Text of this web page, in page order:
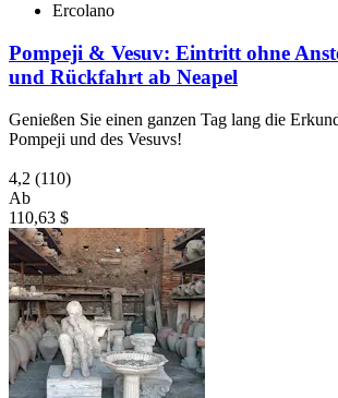
Ercolano
Pompeji & Vesuv: Eintritt ohne
und Rückfahrt ab Neapel
Genießen Sie einen ganzen Tag lang die
Pompeji und des Vesuvs!
4,2 (110)
Ab
110,63 $